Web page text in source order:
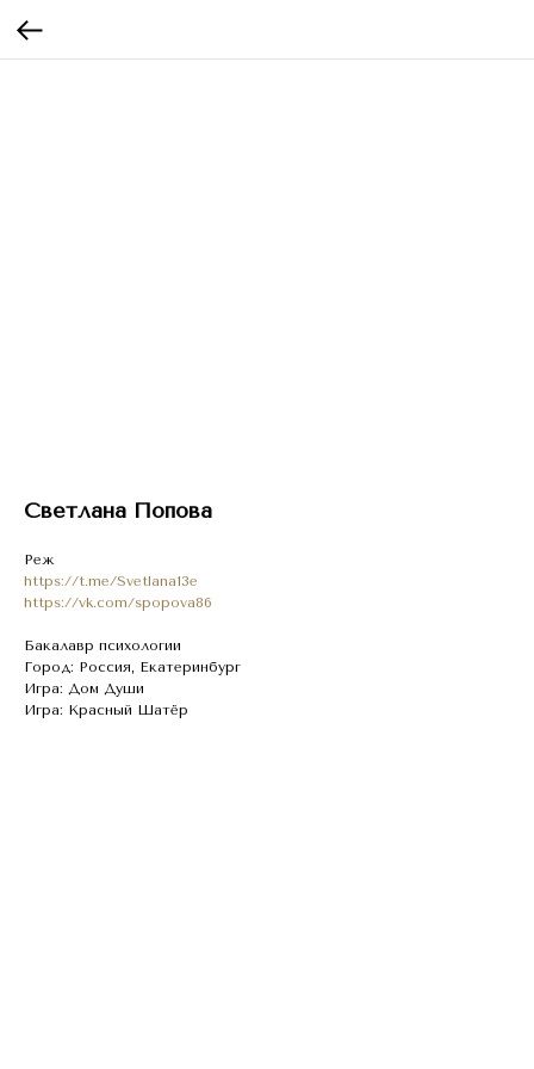
Светлана Попова
Реж
https://t.me/Svetlana13e
https://vk.com/spopova86
Бакалавр психологии
Город: Россия, Екатеринбург
Игра: Дом Души
Игра: Красный Шатёр